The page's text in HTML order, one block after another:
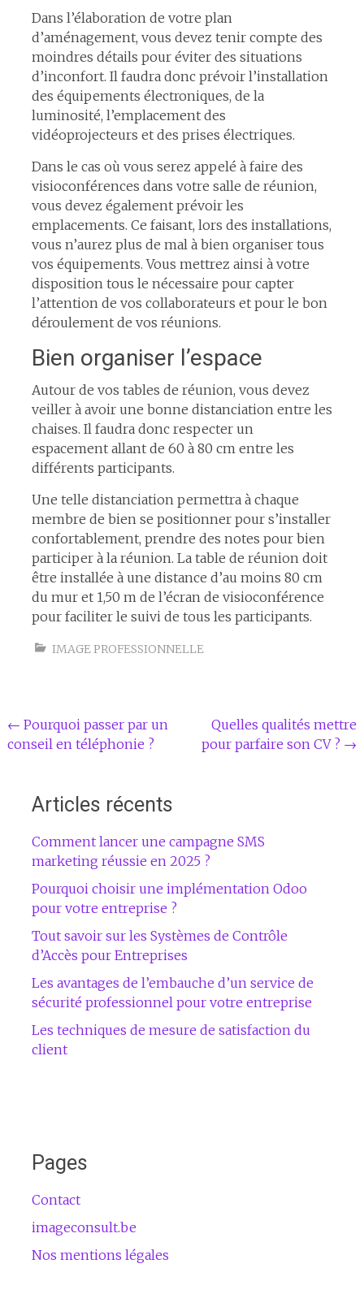
Dans l’élaboration de votre plan
d’aménagement, vous devez tenir compte des
moindres détails pour éviter des situations
d’inconfort. Il faudra donc prévoir l’installation
des équipements électroniques, de la
luminosité, l’emplacement des
vidéoprojecteurs et des prises électriques.
Dans le cas où vous serez appelé à faire des
visioconférences dans votre salle de réunion,
vous devez également prévoir les
emplacements. Ce faisant, lors des installations,
vous n’aurez plus de mal à bien organiser tous
vos équipements. Vous mettrez ainsi à votre
disposition tous le nécessaire pour capter
l’attention de vos collaborateurs et pour le bon
déroulement de vos réunions.
Bien organiser l’espace
Autour de vos tables de réunion, vous devez
veiller à avoir une bonne distanciation entre les
chaises. Il faudra donc respecter un
espacement allant de 60 à 80 cm entre les
différents participants.
Une telle distanciation permettra à chaque
membre de bien se positionner pour s’installer
confortablement, prendre des notes pour bien
participer à la réunion. La table de réunion doit
être installée à une distance d’au moins 80 cm
du mur et 1,50 m de l’écran de visioconférence
pour faciliter le suivi de tous les participants.
IMAGE PROFESSIONNELLE
Navigation
de
← Pourquoi passer par un
conseil en téléphonie ?
Quelles qualités mettre
pour parfaire son CV ? →
Articles récents
Comment lancer une campagne SMS
marketing réussie en 2025 ?
Pourquoi choisir une implémentation Odoo
pour votre entreprise ?
Tout savoir sur les Systèmes de Contrôle
d’Accès pour Entreprises
Les avantages de l’embauche d’un service de
sécurité professionnel pour votre entreprise
Les techniques de mesure de satisfaction du
client
Pages
Contact
imageconsult.be
Nos mentions légales